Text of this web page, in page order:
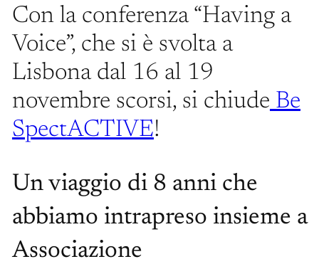
Con la conferenza “Having a
Voice”, che si è svolta a
Lisbona dal 16 al 19
novembre scorsi, si chiude Be
SpectACTIVE!
Un viaggio di 8 anni che
abbiamo intrapreso insieme a
Associazione